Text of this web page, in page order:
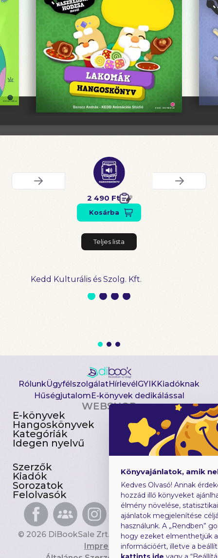
2 490 Ft
Kosárba
Teljes lista
Kedd Kulturális és Szolg. Kft.
RólunkÜgyfélszolgálatHírlevél GYIKKiadóknak
Hűségjutalom E-könyvek dedikálással
WEBSHOP
E-könyvek
Hangoskönyvek
Kategóriák
Idegen nyelvű
Csomagajánlatok
Akciósak
Előjegyezhetők
Újdonságok
Szerzők
Kiadók
Sorozatok
Felolvasók
Gyerekkönyvek
Heti toplista
Ajándékutalvány
Blog
© 2026 DiBookSale Zrt. Minden jog fenntartva.
Impresszum
Könyvajánlatok, amik
Kedves Olvasó! Annak
hozzád illő könyveket
élmény növelése,
ajánlatok megjelenítése
használunk. A „Rendben”
hogy ezeket elmenthetjük
információért, illetve a